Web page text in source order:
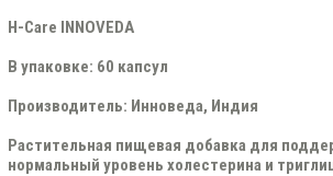
H-Care INNOVEDA
В упаковке: 60 капсул
Производитель: Инноведа, Индия
Растительная пищевая добавка для
нормальный уровень холестерина и